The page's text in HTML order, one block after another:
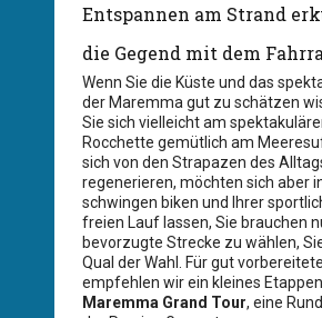
Entspannen am Strand
die Gegend mit dem
Wenn Sie die Küste und das
der Maremma gut zu schätzen
Sie sich vielleicht am
Rocchette gemütlich am
sich von den Strapazen des
regenerieren, möchten sich aber
schwingen biken und Ihrer
freien Lauf lassen, Sie brauchen
bevorzugte Strecke zu wählen,
Qual der Wahl. Für gut
empfehlen wir ein kleines
Maremma Grand Tour, eine